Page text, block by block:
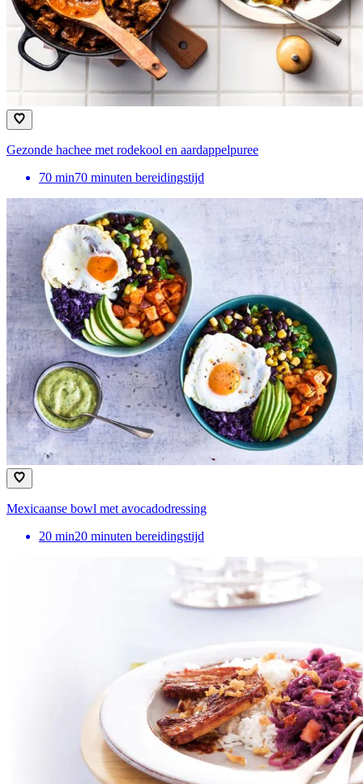
Gezonde hachee met rodekool en aardappelpuree
70 min70 minuten bereidingstijd
Mexicaanse bowl met avocadodressing
20 min20 minuten bereidingstijd